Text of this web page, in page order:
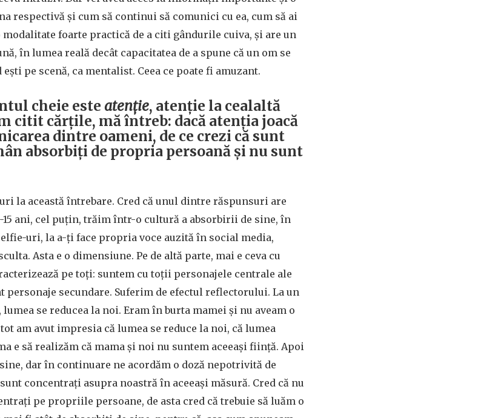
respectivă și cum să continui să comunici cu ea, cum să ai
modalitate foarte practică de a citi gândurile cuiva, și are un
în lumea reală decât capacitatea de a spune că un om se
pe scenă, ca mentalist. Ceea ce poate fi amuzant.
cheie este atenție, atenție la cealaltă
citit cărțile, mă întreb: dacă atenția joacă
dintre oameni, de ce crezi că sunt
absorbiți de propria persoană și nu sunt
la această întrebare. Cred că unul dintre răspunsuri are
ani, cel puțin, trăim într-o cultură a absorbirii de sine, în
uri, la a-ți face propria voce auzită în social media,
Asta e o dimensiune. Pe de altă parte, mai e ceva cu
pe toți: suntem cu toții personajele centrale ale
secundare. Suferim de efectul reflectorului. La un
se reducea la noi. Eram în burta mamei și nu aveam o
am avut impresia că lumea se reduce la noi, că lumea
e să realizăm că mama și noi nu suntem aceeași ființă. Apoi
dar în continuare ne acordăm o doză nepotrivită de
concentrați asupra noastră în aceeași măsură. Cred că nu
pe propriile persoane, de asta cred că trebuie să luăm o